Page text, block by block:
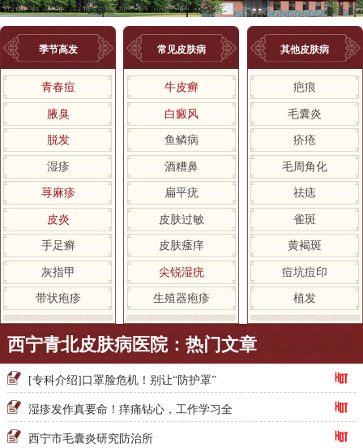
季节高发
青春痘
腋臭
脱发
湿疹
荨麻疹
皮炎
手足癣
灰指甲
带状疱疹
常见皮肤病
牛皮癣
白癜风
鱼鳞病
酒糟鼻
扁平疣
皮肤过敏
皮肤瘙痒
尖锐湿疣
生殖器疱疹
其他皮肤病
疤痕
毛囊炎
疥疮
毛周角化
祛痣
雀斑
黄褐斑
痘坑痘印
植发
西宁青北皮肤病医院：热门文章
[专科介绍]口罩脸危机！别让“防护罩”
湿疹发作真要命！痒痛钻心，工作学习全
西宁市毛囊炎研究防治所